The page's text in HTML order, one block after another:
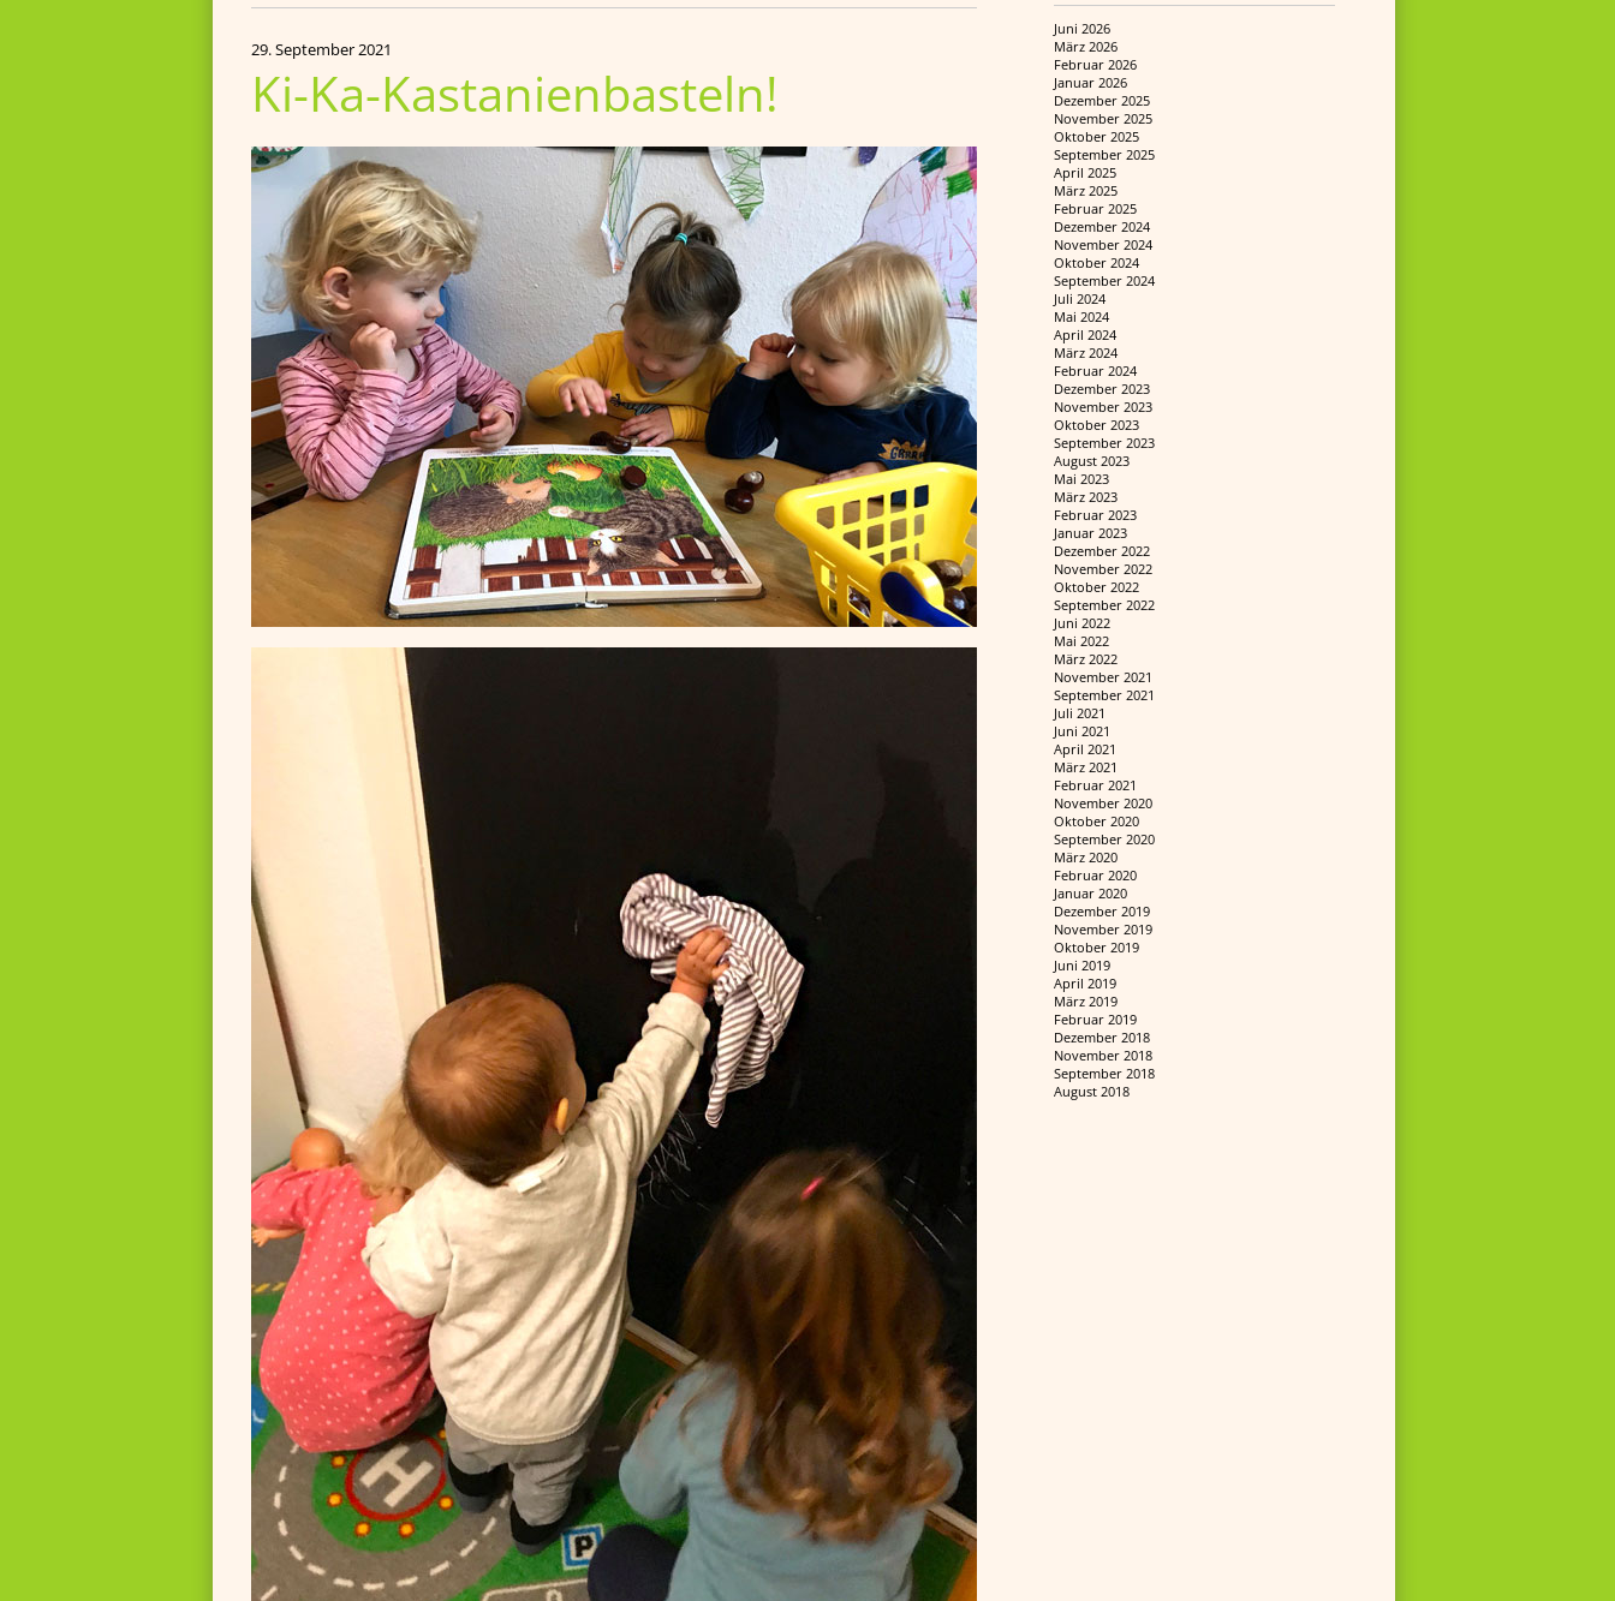
Juni 2026
März 2026
Februar 2026
Januar 2026
Dezember 2025
November 2025
Oktober 2025
September 2025
April 2025
März 2025
Februar 2025
Dezember 2024
November 2024
Oktober 2024
September 2024
Juli 2024
Mai 2024
April 2024
März 2024
Februar 2024
Dezember 2023
November 2023
Oktober 2023
September 2023
August 2023
Mai 2023
März 2023
Februar 2023
Januar 2023
Dezember 2022
November 2022
Oktober 2022
September 2022
Juni 2022
Mai 2022
März 2022
November 2021
September 2021
Juli 2021
Juni 2021
April 2021
März 2021
Februar 2021
November 2020
Oktober 2020
September 2020
März 2020
Februar 2020
Januar 2020
Dezember 2019
November 2019
Oktober 2019
Juni 2019
April 2019
März 2019
Februar 2019
Dezember 2018
November 2018
September 2018
August 2018
29. September 2021
Ki-Ka-Kastanienbasteln!